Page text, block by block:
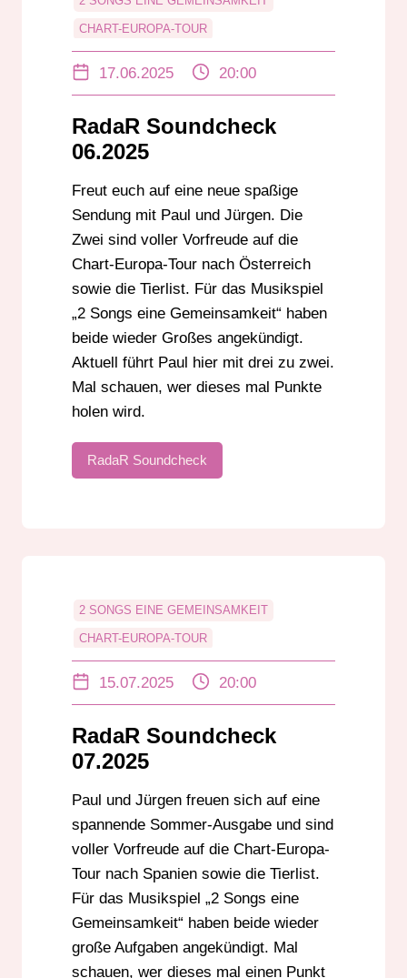
CHART-EUROPA-TOUR
UNTERHALTUNG
17.06.2025 20:00
RadaR Soundcheck
06.2025
Freut euch auf eine neue spaßige
Sendung mit Paul und Jürgen. Die
Zwei sind voller Vorfreude auf die
Chart-Europa-Tour nach Österreich
sowie die Tierlist. Für das Musikspiel
„2 Songs eine Gemeinsamkeit“ haben
beide wieder Großes angekündigt.
Aktuell führt Paul hier mit drei zu zwei.
Mal schauen, wer dieses mal Punkte
holen wird.
RadaR Soundcheck
2 SONGS EINE GEMEINSAMKEIT
CHART-EUROPA-TOUR
UNTERHALTUNG
15.07.2025 20:00
RadaR Soundcheck
07.2025
Paul und Jürgen freuen sich auf eine
spannende Sommer-Ausgabe und sind
voller Vorfreude auf die Chart-Europa-
Tour nach Spanien sowie die Tierlist.
Für das Musikspiel „2 Songs eine
Gemeinsamkeit“ haben beide wieder
große Aufgaben angekündigt. Mal
schauen, wer dieses mal einen Punkt